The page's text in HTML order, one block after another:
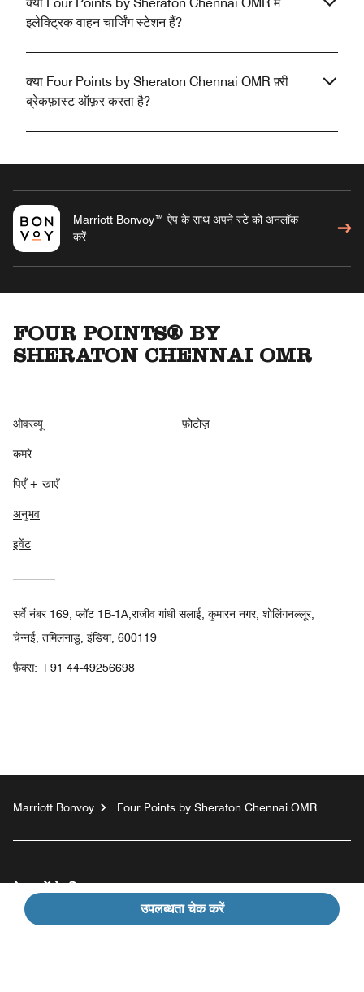
उपलब्धता चेक करें
इलेक्ट्रिक वाहन चार्जिंग स्टेशन हैं?
क्या Four Points by Sheraton Chennai OMR फ़्री
ब्रेकफ़ास्ट ऑफ़र करता है?
Marriott Bonvoy™ ऐप के साथ अपने स्टे को अनलॉक
करें
FOUR POINTS® BY
SHERATON CHENNAI OMR
ओवरव्यू
कमरे
पिएँ + खाएँ
अनुभव
इवेंट
फ़ोटोज़
सर्वे नंबर 169, प्लॉट 1B-1A,राजीव गांधी सलाई, कुमारन नगर, शोलिंगनल्लूर,
चेन्नई, तमिलनाडु, इंडिया, 600119
फ़ैक्स: +91 44-49256698
Marriott Bonvoy Four Points by Sheraton Chennai OMR
मेहमानों के लिए